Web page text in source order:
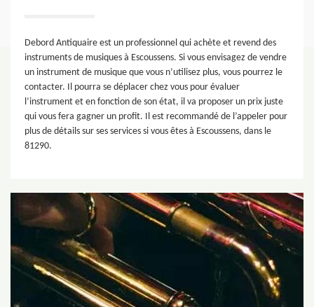
Debord Antiquaire est un professionnel qui achète et revend des
instruments de musiques à Escoussens. Si vous envisagez de vendre
un instrument de musique que vous n’utilisez plus, vous pourrez le
contacter. Il pourra se déplacer chez vous pour évaluer
l’instrument et en fonction de son état, il va proposer un prix juste
qui vous fera gagner un profit. Il est recommandé de l’appeler pour
plus de détails sur ses services si vous êtes à Escoussens, dans le
81290.